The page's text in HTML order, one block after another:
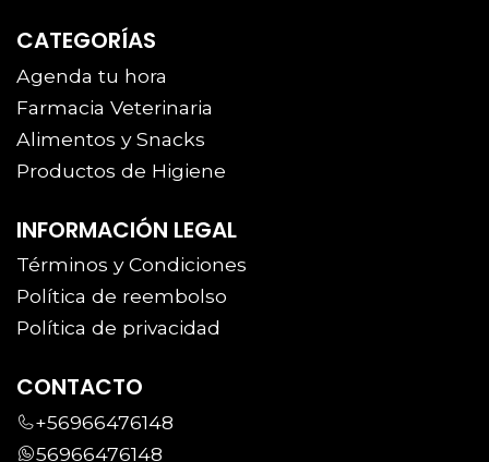
CATEGORÍAS
Agenda tu hora
Farmacia Veterinaria
Alimentos y Snacks
Productos de Higiene
INFORMACIÓN LEGAL
Términos y Condiciones
Política de reembolso
Política de privacidad
CONTACTO
+56966476148
56966476148